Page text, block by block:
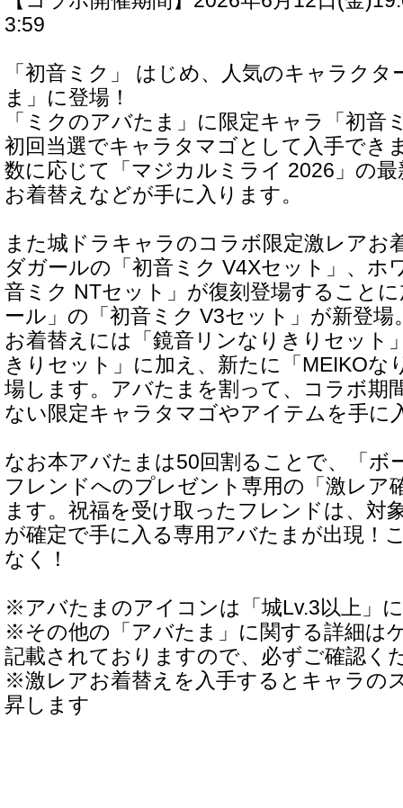
3:59
「初音ミク」 はじめ、人気のキャラク
ま」に登場！
「ミクのアバたま」に限定キャラ「初音
初回当選でキャラタマゴとして入手でき
数に応じて「マジカルミライ 2026」の
お着替えなどが手に入ります。
また城ドラキャラのコラボ限定激レアお
ダガールの「初音ミク V4Xセット」、ホ
音ミク NTセット」が復刻登場すること
ール」の「初音ミク V3セット」が新登
お着替えには「鏡音リンなりきりセット
きりセット」に加え、新たに「MEIKOな
場します。アバたまを割って、コラボ期
ない限定キャラタマゴやアイテムを手に
なお本アバたまは50回割ることで、「ボ
フレンドへのプレゼント専用の「激レア
ます。祝福を受け取ったフレンドは、対
が確定で手に入る専用アバたまが出現！
なく！
※アバたまのアイコンは「城Lv.3以上」
※その他の「アバたま」に関する詳細は
記載されておりますので、必ずご確認く
※激レアお着替えを入手するとキャラの
昇します